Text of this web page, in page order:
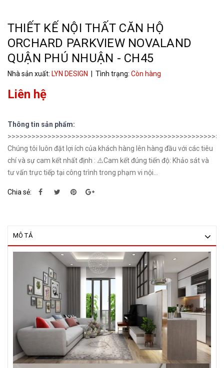
THIẾT KẾ NỘI THẤT CĂN HỘ
ORCHARD PARKVIEW NOVALAND
QUẬN PHÚ NHUẬN - CH45
Nhà sản xuất: LYN DESIGN | Tình trạng: Còn hàng
Liên hệ
Thông tin sản phẩm:
Chúng tôi luôn đặt lợi ích của khách hàng lên hàng đầu với các tiêu
chí và sự cam kết nhất định : ⚠️Cam kết đúng tiến độ: Khảo sát và
tư vấn trực tiếp tại công trình trong phạm vi nội...
Chia sẻ:
MÔ TẢ